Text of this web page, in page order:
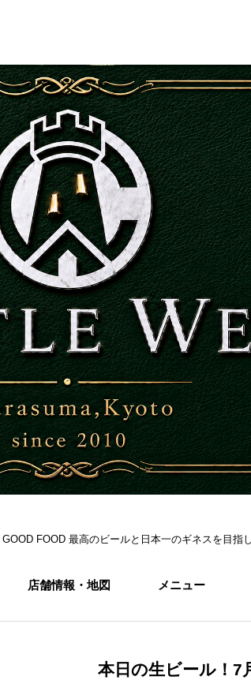
FOOD 最高のビールと日本一のギネスを目指
店舗情報・地図 メニュー
本日の生ビール！7